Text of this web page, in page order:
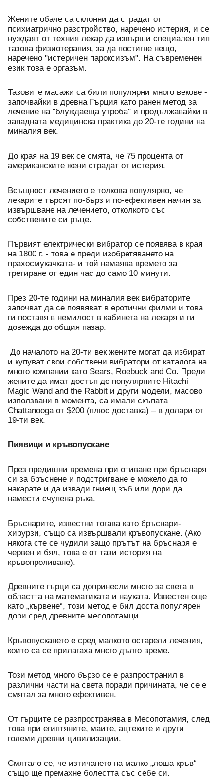
Жените обаче са склонни да страдат от
психиатрично разстройство, наречено истерия, и се
нуждаят от техния лекар да извърши специален тип
тазова физиотерапия, за да постигне нещо,
наречено "истеричен пароксизъм". На съвременен
език това е оргазъм.
Тазовите масажи са били популярни много векове -
започвайки в древна Гърция като ранен метод за
лечение на "блуждаеща утроба" и продължавайки в
западната медицинска практика до 20-те години на
миналия век.
До края на 19 век се смята, че 75 процента от
американските жени страдат от истерия.
Всъщност лечението е толкова популярно, че
лекарите търсят по-бърз и по-ефективен начин за
извършване на лечението, отколкото със
собствените си ръце.
Първият електрически вибратор се появява в края
на 1800 г. - това е преди изобретяването на
прахосмукачката- и той намаява времето за
третиране от един час до само 10 минути.
През 20-те години на миналия век вибраторите
започват да се появяват в еротични филми и това
ги поставя в немилост в кабинета на лекаря и ги
довежда до общия пазар.
До началото на 20-ти век жените могат да избират
и купуват свои собствени вибратори от каталога на
много компании като Sears, Roebuck and Co. Преди
жените да имат достъп до популярните Hitachi
Magic Wand and the Rabbit и други модели, масово
използвани в момента, са имали скъпата
Chattanooga от $200 (плюс доставка) – в долари от
19-ти век.
Пиявици и кръвопускане
През предишни времена при отиване при бръснаря
си за бръснене и подстригване е можело да го
накарате и да извади гниещ зъб или дори да
намести счупена ръка.
Бръснарите, известни тогава като бръснари-
хирурзи, също са извършвали кръвопускане. (Ако
някога сте се чудили защо прътът на бръснаря е
червен и бял, това е от тази история на
кръвопроливане).
Древните гърци са допринесли много за света в
областта на математиката и науката. Известен още
като „кървене“, този метод е бил доста популярен
дори сред древните месопотамци.
Кръвопускането е сред малкото остарели лечения,
които са се прилагаха много дълго време.
Този метод много бързо се е разпространил в
различни части на света поради причината, че се е
смятал за много ефективен.
От гърците се разпространява в Месопотамия, след
това при египтяните, маите, ацтеките и други
големи древни цивилизации.
Смятало се, че изтичането на малко „лоша кръв“
също ще премахне болестта със себе си.